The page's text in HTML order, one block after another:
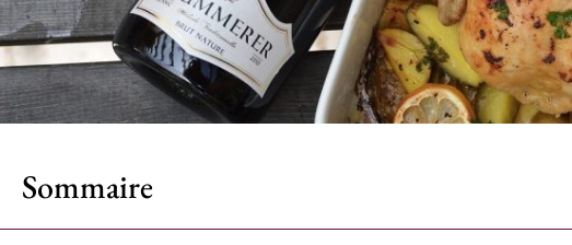
Sommaire